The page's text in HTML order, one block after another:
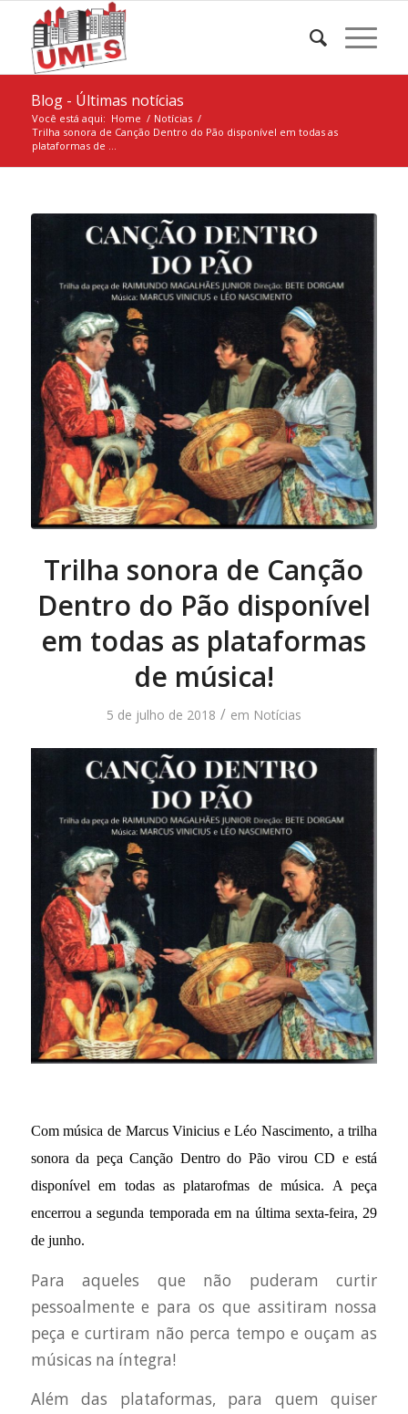
Blog - Últimas notícias
Você está aqui: Home / Notícias /
Trilha sonora de Canção Dentro do Pão disponível em todas as
plataformas de ...
Trilha sonora de Canção
Dentro do Pão disponível
em todas as plataformas
de música!
5 de julho de 2018 / em Notícias
Com música de Marcus Vinicius e Léo Nascimento, a trilha
sonora da peça Canção Dentro do Pão virou CD e está
disponível em todas as platarofmas de música. A peça
encerrou a segunda temporada em na última sexta-feira, 29
de junho.
Para aqueles que não puderam curtir
pessoalmente e para os que assitiram nossa
peça e curtiram não perca tempo e ouçam as
músicas na íntegra!
Além das plataformas, para quem quiser